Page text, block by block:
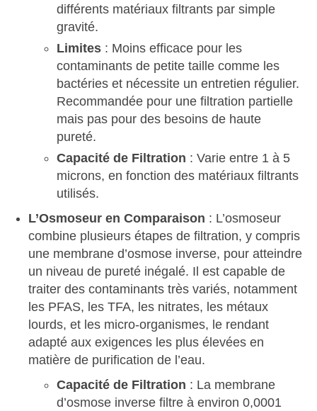
différents matériaux filtrants par simple
gravité.
Limites : Moins efficace pour les
contaminants de petite taille comme les
bactéries et nécessite un entretien régulier.
Recommandée pour une filtration partielle
mais pas pour des besoins de haute
pureté.
Capacité de Filtration : Varie entre 1 à 5
microns, en fonction des matériaux filtrants
utilisés.
L’Osmoseur en Comparaison : L’osmoseur
combine plusieurs étapes de filtration, y compris
une membrane d’osmose inverse, pour atteindre
un niveau de pureté inégalé. Il est capable de
traiter des contaminants très variés, notamment
les PFAS, les TFA, les nitrates, les métaux
lourds, et les micro-organismes, le rendant
adapté aux exigences les plus élevées en
matière de purification de l’eau.
Capacité de Filtration : La membrane
d’osmose inverse filtre à environ 0,0001